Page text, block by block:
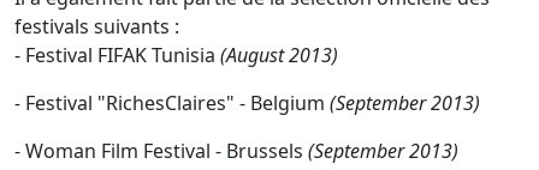
festivals suivants :
- Festival FIFAK Tunisia (August 2013)
- Festival "RichesClaires" - Belgium (September 2013)
- Woman Film Festival - Brussels (September 2013)